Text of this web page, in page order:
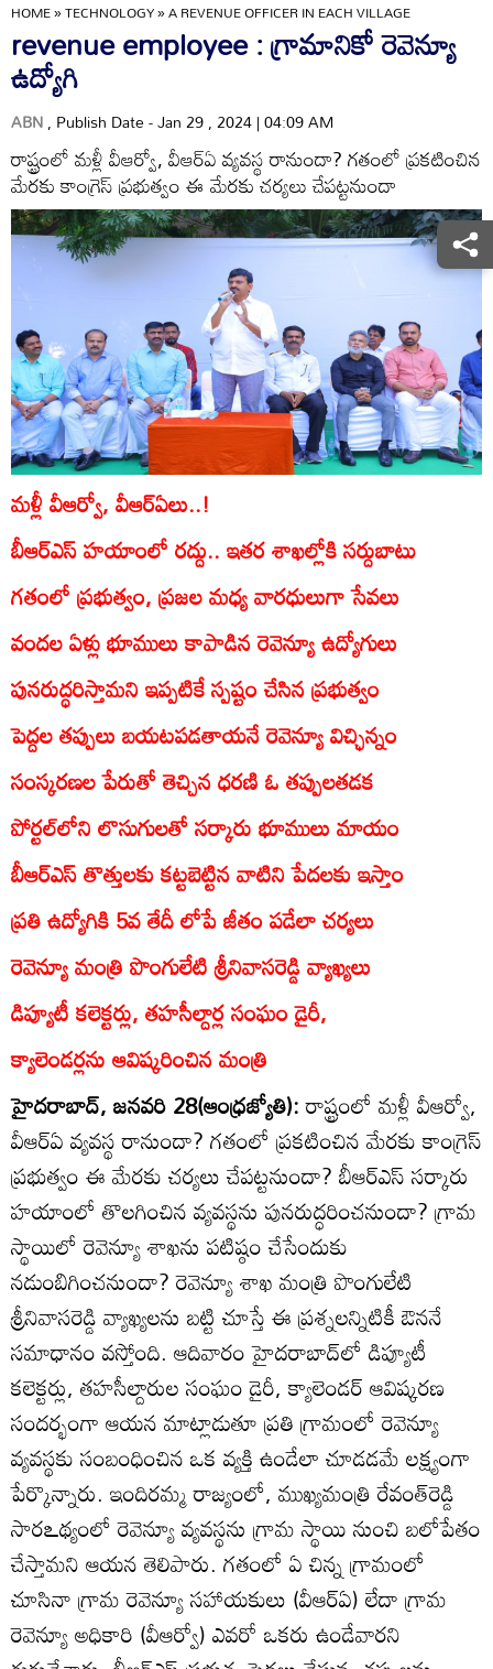
HOME»TECHNOLOGY»A REVENUE OFFICER IN EACH VILLAGE
revenue employee : గ్రామానికో రెవెన్యూ
ఉద్యోగి
ABN, Publish Date - Jan 29 , 2024 | 04:09 AM
రాష్ట్రంలో మళ్లీ వీఆర్వో, వీఆర్‌ఏ వ్యవస్థ రానుందా? గతంలో ప్రకటించిన
మేరకు కాంగ్రెస్‌ ప్రభుత్వం ఈ మేరకు చర్యలు చేపట్టనుందా
మళ్లీ వీఆర్వో, వీఆర్‌ఏలు..!
బీఆర్‌ఎస్‌ హయాంలో రద్దు.. ఇతర శాఖల్లోకి సర్దుబాటు
గతంలో ప్రభుత్వం, ప్రజల మధ్య వారధులుగా సేవలు
వందల ఏళ్లు భూములు కాపాడిన రెవెన్యూ ఉద్యోగులు
పునరుద్ధరిస్తామని ఇప్పటికే స్పష్టం చేసిన ప్రభుత్వం
పెద్దల తప్పులు బయటపడతాయనే రెవెన్యూ విచ్ఛిన్నం
సంస్కరణల పేరుతో తెచ్చిన ధరణి ఓ తప్పులతడక
పోర్టల్‌లోని లొసుగులతో సర్కారు భూములు మాయం
బీఆర్‌ఎస్‌ తొత్తులకు కట్టబెట్టిన వాటిని పేదలకు ఇస్తాం
ప్రతి ఉద్యోగికి 5వ తేదీ లోపే జీతం పడేలా చర్యలు
రెవెన్యూ మంత్రి పొంగులేటి శ్రీనివాసరెడ్డి వ్యాఖ్యలు
డిప్యూటీ కలెక్టర్లు, తహసీల్దార్ల సంఘం డైరీ,
క్యాలెండర్లను ఆవిష్కరించిన మంత్రి
హైదరాబాద్‌, జనవరి 28(ఆంధ్రజ్యోతి):రాష్ట్రంలో మళ్లీ వీఆర్వో,
వీఆర్‌ఏ వ్యవస్థ రానుందా? గతంలో ప్రకటించిన మేరకు కాంగ్రెస్‌
ప్రభుత్వం ఈ మేరకు చర్యలు చేపట్టనుందా? బీఆర్‌ఎస్‌ సర్కారు
హయాంలో తొలగించిన వ్యవస్థను పునరుద్ధరించనుందా? గ్రామ
స్థాయిలో రెవెన్యూ శాఖను పటిష్ఠం చేసేందుకు
నడుంబిగించనుందా? రెవెన్యూ శాఖ మంత్రి పొంగులేటి
శ్రీనివాసరెడ్డి వ్యాఖ్యలను బట్టి చూస్తే ఈ ప్రశ్నలన్నిటికీ ఔననే
సమాధానం వస్తోంది. ఆదివారం హైదరాబాద్‌లో డిప్యూటీ
కలెక్టర్లు, తహసీల్దారుల సంఘం డైరీ, క్యాలెండర్‌ ఆవిష్కరణ
సందర్భంగా ఆయన మాట్లాడుతూ ప్రతి గ్రామంలో రెవెన్యూ
వ్యవస్థకు సంబంధించిన ఒక వ్యక్తి ఉండేలా చూడడమే లక్ష్యంగా
పేర్కొన్నారు. ఇందిరమ్మ రాజ్యంలో, ముఖ్యమంత్రి రేవంత్‌రెడ్డి
సారఽథ్యంలో రెవెన్యూ వ్యవస్థను గ్రామ స్థాయి నుంచి బలోపేతం
చేస్తామని ఆయన తెలిపారు. గతంలో ఏ చిన్న గ్రామంలో
చూసినా గ్రామ రెవెన్యూ సహాయకులు (వీఆర్‌ఏ) లేదా గ్రామ
రెవెన్యూ అధికారి (వీఆర్వో) ఎవరో ఒకరు ఉండేవారని